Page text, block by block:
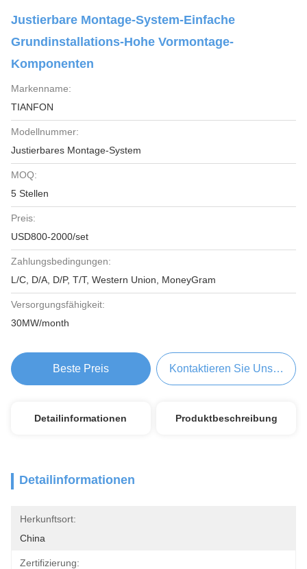
Justierbare Montage-System-Einfache
Grundinstallations-Hohe Vormontage-
Komponenten
Markenname:
TIANFON
Modellnummer:
Justierbares Montage-System
MOQ:
5 Stellen
Preis:
USD800-2000/set
Zahlungsbedingungen:
L/C, D/A, D/P, T/T, Western Union, MoneyGram
Versorgungsfähigkeit:
30MW/month
Beste Preis Kontaktieren Sie Uns Jetzt
Detailinformationen Produktbeschreibung
Detailinformationen
Herkunftsort:
China
Zertifizierung: